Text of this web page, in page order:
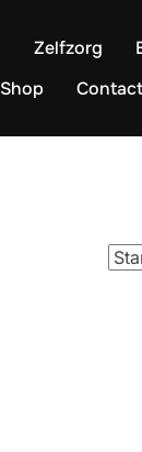
Zelfzorg
Shop
Contact